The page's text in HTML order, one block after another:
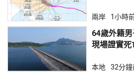
兩岸 1小時
64歲外籍
現場證實死
本地 32分鐘